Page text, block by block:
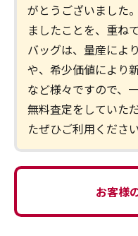
がとうございました
ましたことを、重ね
バッグは、量産によ
や、希少価値により
など様々ですので、
無料査定をしていた
たぜひご利用ください
お客様